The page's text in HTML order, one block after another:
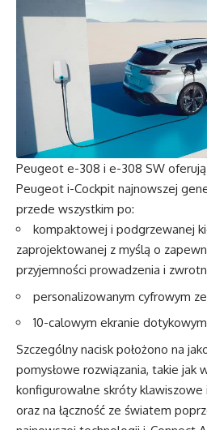
Peugeot e-308 i e-308 SW
Peugeot i-Cockpit najnowszej
przede wszystkim po:
kompaktowej i podgrzewanej
zaprojektowanej z myślą o
przyjemności prowadzenia i
personalizowanym cyfrowym
10-calowym ekranie
Szczególny nacisk położono na
pomysłowe rozwiązania, takie jak
konfigurowalne skróty
oraz na łączność ze światem